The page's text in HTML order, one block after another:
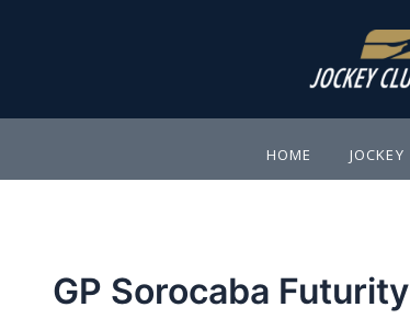
HOME JOCKEY
GP Sorocaba Futurity